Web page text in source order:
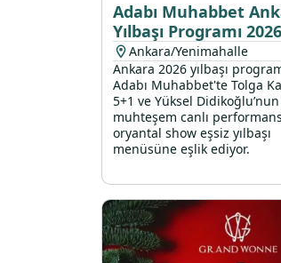
Adabı Muhabbet
Yılbaşı Programı 2026
Ankara/Yenimahalle
Ankara 2026 yılbaşı
Adabı Muhabbet'te Tolga
5+1 ve Yüksel Didikoğlu’nun
muhteşem canlı
oryantal show eşsiz yılbaşı
menüsüne eşlik ediyor.